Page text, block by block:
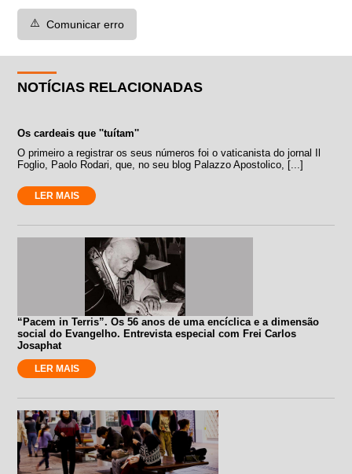
⚠️ Comunicar erro
NOTÍCIAS RELACIONADAS
Os cardeais que ''tuítam''
O primeiro a registrar os seus números foi o vaticanista do jornal Il
Foglio, Paolo Rodari, que, no seu blog Palazzo Apostolico, [...]
LER MAIS
“Pacem in Terris”. Os 56 anos de uma encíclica e a dimensão
social do Evangelho. Entrevista especial com Frei Carlos
Josaphat
LER MAIS